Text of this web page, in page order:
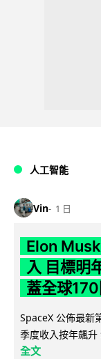
人工智能
Vin 1 日
Elon
入 目標明
蓋全球170
SpaceX 公佈最新
季度收入按年飆
全文